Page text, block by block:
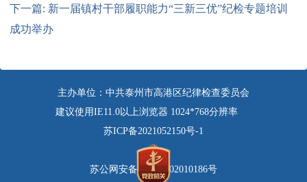
下一篇: 新一届镇村干部履职能力“三新三优”纪检专题培训
成功举办
主办单位：中共泰州市高港区纪律检查委员会
建议使用IE11.0以上浏览器 1024*768分辨率
苏ICP备2021052150号-1
苏公网安备 32120502010186号